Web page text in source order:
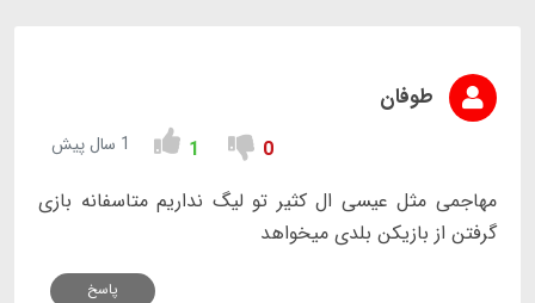
طوفان
0
1 1 سال پیش
مهاجمی مثل عیسی ال کثیر تو لیگ نداریم متاسفانه بازی
گرفتن از بازیکن بلدی میخواهد
پاسخ